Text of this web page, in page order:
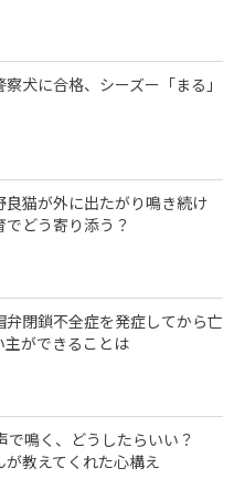
犬に合格、シーズー「まる」
良猫が外に出たがり鳴き続け
どう寄り添う？
閉鎖不全症を発症してから亡
主ができることは
で鳴く、どうしたらいい？
教えてくれた心構え